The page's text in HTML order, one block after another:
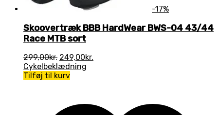
-17%
Skoovertræk BBB HardWear BWS-04 43/44
Race MTB sort
299,00kr. Den
oprindelige
pris
249,00kr.
Cykelbeklædning
Tilføj til kurv